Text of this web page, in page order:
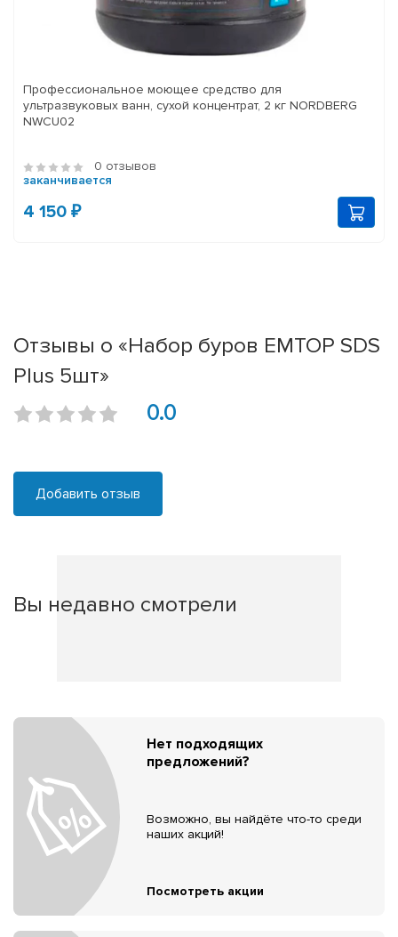
Профессиональное моющее средство для
ультразвуковых ванн, сухой концентрат, 2 кг NORDBERG
NWCU02
0 отзывов
заканчивается
4 150 ₽
Отзывы о «Набор буров EMTOP SDS
Plus 5шт»
0.0
Добавить отзыв
Вы недавно смотрели
Нет подходящих
предложений?
Возможно, вы найдёте что-то среди
наших акций!
Посмотреть акции